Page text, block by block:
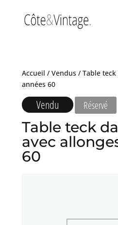
Accueil / Vendus/ Table teck
années 60
Vendu Réservé
Table teck
avec
60